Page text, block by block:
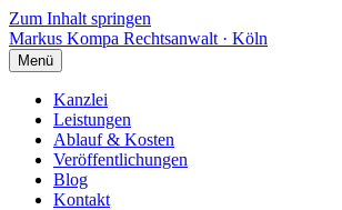
Zum Inhalt springen
Markus Kompa Rechtsanwalt · Köln
Menü
Kanzlei
Leistungen
Ablauf & Kosten
Veröffentlichungen
Blog
Kontakt